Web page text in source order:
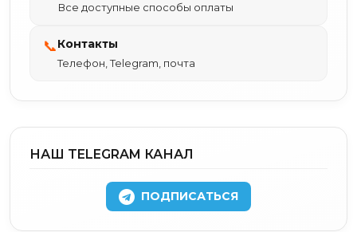
Все доступные способы оплаты
📞Контакты
Телефон, Telegram, почта
НАШ TELEGRAM КАНАЛ
ПОДПИСАТЬСЯ